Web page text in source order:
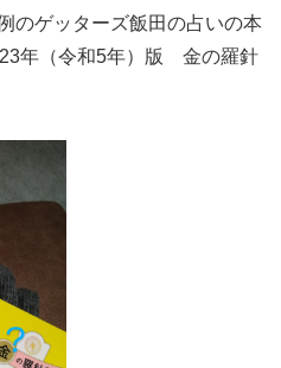
ゲッターズ飯田の占いの本
年（令和5年）版 金の羅針